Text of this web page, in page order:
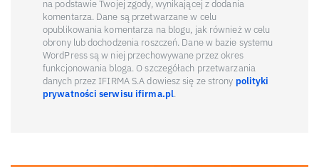
na podstawie Twojej zgody, wynikającej z dodania
komentarza. Dane są przetwarzane w celu
opublikowania komentarza na blogu, jak również w celu
obrony lub dochodzenia roszczeń. Dane w bazie systemu
WordPress są w niej przechowywane przez okres
funkcjonowania bloga. O szczegółach przetwarzania
danych przez IFIRMA S.A dowiesz się ze strony polityki
prywatności serwisu ifirma.pl.